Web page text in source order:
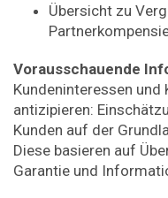
Übersicht zu
Vorausschauende
Kundeninteressen
antizipieren:
Kunden auf der
Diese basieren auf
Garantie und